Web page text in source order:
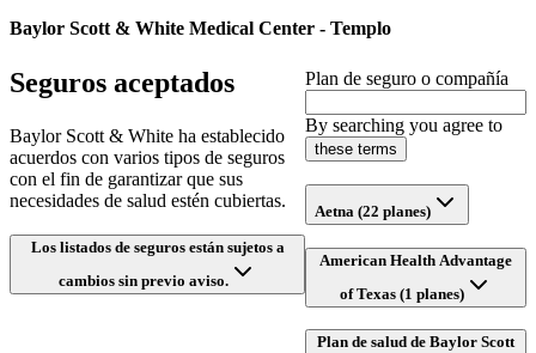
Baylor Scott & White Medical Center - Templo
Seguros aceptados
Baylor Scott & White ha establecido
acuerdos con varios tipos de seguros
con el fin de garantizar que sus
necesidades de salud estén cubiertas.
Los listados de seguros están sujetos a
cambios sin previo aviso.
Plan de seguro o compañía
By searching you agree to
these terms
Aetna (22 planes)
American Health Advantage
of Texas (1 planes)
Plan de salud de Baylor Scott